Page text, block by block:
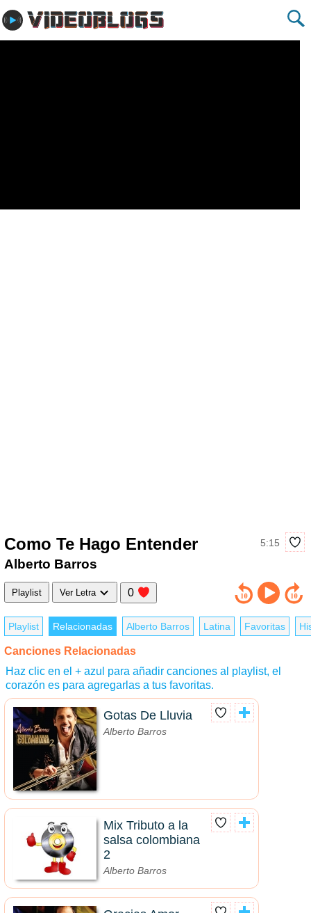
Como Te Hago Entender 5:15
Alberto Barros
Playlist Ver Letra 0
Playlist Relacionadas Alberto Barros Latina Favoritas
Canciones Relacionadas
Haz clic en el + azul para añadir canciones al playlist, el
corazón es para agregarlas a tus favoritas.
Gotas De Lluvia
Alberto Barros
Mix Tributo a la
salsa colombiana
2
Alberto Barros